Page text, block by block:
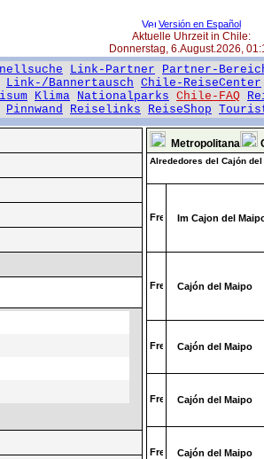
Versión en Español
Aktuelle Uhrzeit in Chile:
Donnerstag, 6.August.2026,
Link-Partner Partner-
Link-/Bannertausch Chile-ReiseCenter
Klima Nationalparks Chile-FAQ
Pinnwand Reiselinks ReiseShop
Metropolitana
Alrededores del Cajón
Im Cajon del
Cajón del Maipo
Cajón del Maipo
Cajón del Maipo
Cajón del Maipo